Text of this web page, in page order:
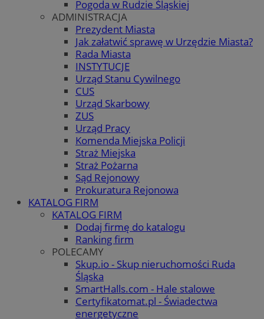
Pogoda w Rudzie Śląskiej
ADMINISTRACJA
Prezydent Miasta
Jak załatwić sprawę w Urzędzie Miasta?
Rada Miasta
INSTYTUCJE
Urząd Stanu Cywilnego
CUS
Urząd Skarbowy
ZUS
Urząd Pracy
Komenda Miejska Policji
Straż Miejska
Straż Pożarna
Sąd Rejonowy
Prokuratura Rejonowa
KATALOG FIRM
KATALOG FIRM
Dodaj firmę do katalogu
Ranking firm
POLECAMY
Skup.io - Skup nieruchomości Ruda
Śląska
SmartHalls.com - Hale stalowe
Certyfikatomat.pl - Świadectwa
energetyczne